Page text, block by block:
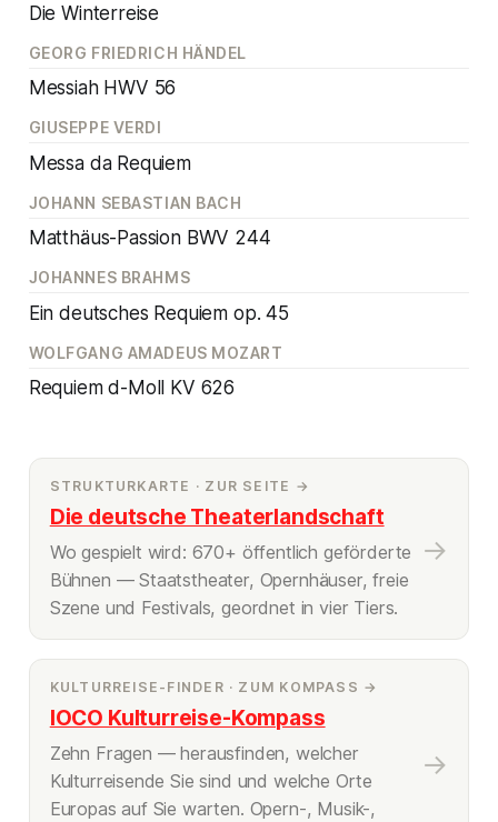
Die Winterreise
GEORG FRIEDRICH HÄNDEL
Messiah HWV 56
GIUSEPPE VERDI
Messa da Requiem
JOHANN SEBASTIAN BACH
Matthäus-Passion BWV 244
JOHANNES BRAHMS
Ein deutsches Requiem op. 45
WOLFGANG AMADEUS MOZART
Requiem d-Moll KV 626
STRUKTURKARTE · ZUR SEITE →
Die deutsche Theaterlandschaft
Wo gespielt wird: 670+ öffentlich geförderte
Bühnen — Staatstheater, Opernhäuser, freie
Szene und Festivals, geordnet in vier Tiers.
→
KULTURREISE-FINDER · ZUM KOMPASS →
IOCO Kulturreise-Kompass
Zehn Fragen — herausfinden, welcher
Kulturreisende Sie sind und welche Orte
Europas auf Sie warten. Opern-, Musik-,
→